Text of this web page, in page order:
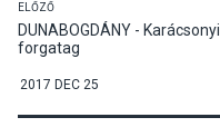
ELŐZŐ
DUNABOGDÁNY - Karácsonyi
forgatag
2017 DEC 25